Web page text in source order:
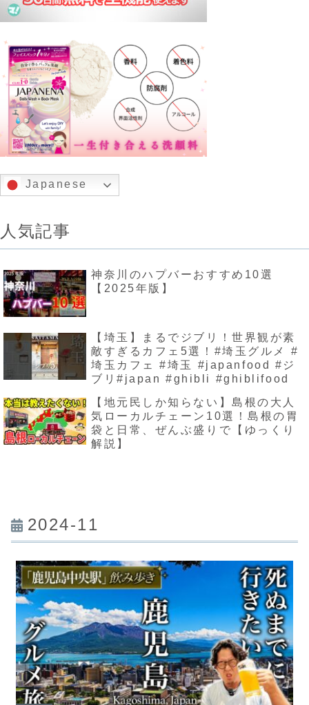
Japanese
人気記事
神奈川のハプバーおすすめ10選
【2025年版】
【埼玉】まるでジブリ！世界観が素
敵すぎるカフェ5選！#埼玉グルメ #
埼玉カフェ #埼玉 #japanfood #ジ
ブリ#japan #ghibli #ghiblifood
【地元民しか知らない】島根の大人
気ローカルチェーン10選！島根の胃
袋と日常、ぜんぶ盛りで【ゆっくり
解説】
2024-11